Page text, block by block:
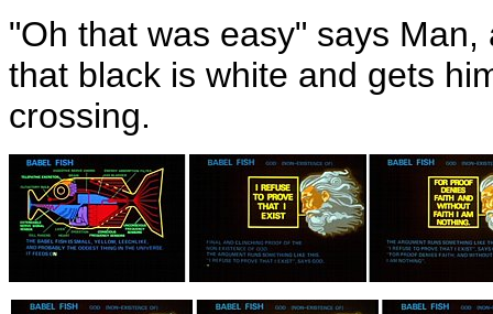
"Oh that was easy" says
that black is white and gets
crossing.